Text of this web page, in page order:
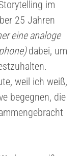
im
25 Jahren
eine analoge
dabei, um
weil ich weiß,
begegnen, die